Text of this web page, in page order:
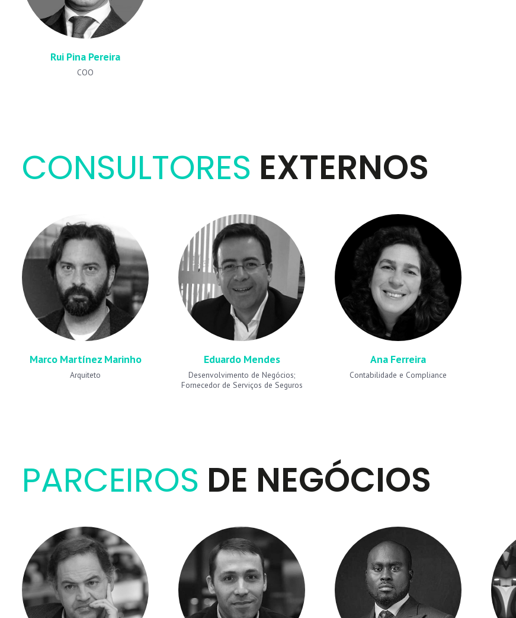
Rui Pina Pereira
COO
CONSULTORES EXTERNOS
Marco Martínez Marinho
Arquiteto
Eduardo Mendes
Desenvolvimento de Negócios;
Fornecedor de Serviços de Seguros
Ana Ferreira
Contabilidade e Compliance
PARCEIROS DE NEGÓCIOS